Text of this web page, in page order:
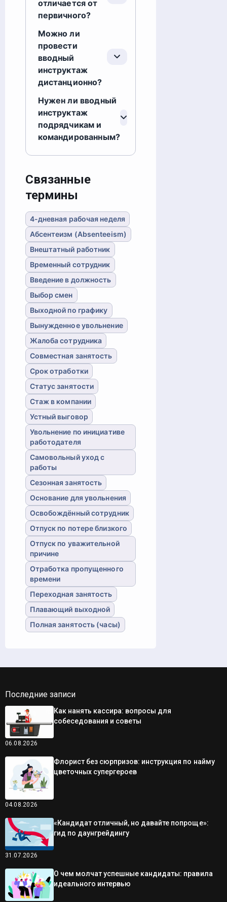
отличается от
первичного?
Можно ли
провести
вводный
инструктаж
дистанционно?
Нужен ли вводный
инструктаж
подрядчикам и
командированным?
Связанные
термины
4-дневная рабочая неделя
Абсентеизм (Absenteeism)
Внештатный работник
Временный сотрудник
Введение в должность
Выбор смен
Выходной по графику
Вынужденное увольнение
Жалоба сотрудника
Совместная занятость
Срок отработки
Статус занятости
Стаж в компании
Устный выговор
Увольнение по инициативе
работодателя
Самовольный уход с
работы
Сезонная занятость
Основание для увольнения
Освобождённый сотрудник
Отпуск по потере близкого
Отпуск по уважительной
причине
Отработка пропущенного
времени
Переходная занятость
Плавающий выходной
Полная занятость (часы)
Последние записи
06.08.2026
Как нанять кассира: вопросы для
собеседования и советы
04.08.2026
Флорист без сюрпризов: инструкция по найму
цветочных супергероев
31.07.2026
«Кандидат отличный, но давайте попроще»:
гид по даунгрейдингу
О чем молчат успешные кандидаты: правила
идеального интервью